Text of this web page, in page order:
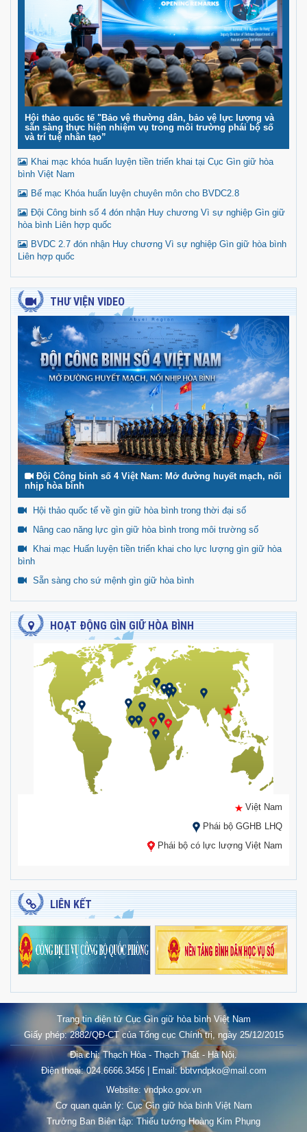
Hội thảo quốc tế "Bảo vệ thường dân, bảo vệ lực lượng và
sẵn sàng thực hiện nhiệm vụ trong môi trường phái bộ số
và trí tuệ nhân tạo”
Khai mạc khóa huấn luyện tiền triển khai tại Cục Gìn giữ hòa
bình Việt Nam
Bế mạc Khóa huấn luyện chuyên môn cho BVDC2.8
Đội Công binh số 4 đón nhận Huy chương Vì sự nghiệp Gìn giữ
hòa bình Liên hợp quốc
BVDC 2.7 đón nhận Huy chương Vì sự nghiệp Gìn giữ hòa bình
Liên hợp quốc
THƯ VIỆN VIDEO
Đội Công binh số 4 Việt Nam: Mở đường huyết mạch, nối
nhịp hòa bình
Hội thảo quốc tế về gìn giữ hòa bình trong thời đại số
Nâng cao năng lực gìn giữ hòa bình trong môi trường số
Khai mạc Huấn luyện tiền triển khai cho lực lượng gìn giữ hòa
bình
Sẵn sàng cho sứ mệnh gìn giữ hòa bình
HOẠT ĐỘNG GÌN GIỮ HÒA BÌNH
Việt Nam
Phái bộ GGHB LHQ
Phái bộ có lực lượng Việt Nam
LIÊN KẾT
Trang tin điện tử Cục Gìn giữ hòa bình Việt Nam
Giấy phép: 2882/QĐ-CT của Tổng cục Chính trị, ngày 25/12/2015
Địa chỉ: Thạch Hòa - Thạch Thất - Hà Nội.
Điện thoại: 024.6666.3456 | Email: bbtvndpko@mail.com
Website: vndpko.gov.vn
Cơ quan quản lý: Cục Gìn giữ hòa bình Việt Nam
Trưởng Ban Biên tập: Thiếu tướng Hoàng Kim Phụng